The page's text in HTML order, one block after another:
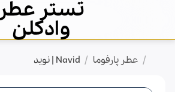
content
تستر عطر
وادکلن
/ عطر پارفوما / Navid | نوید